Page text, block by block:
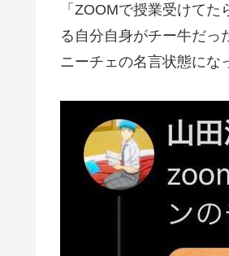
「ZOOMで授業受けて
る自分自身がチー牛だっ
ニーチェの名言状態にな